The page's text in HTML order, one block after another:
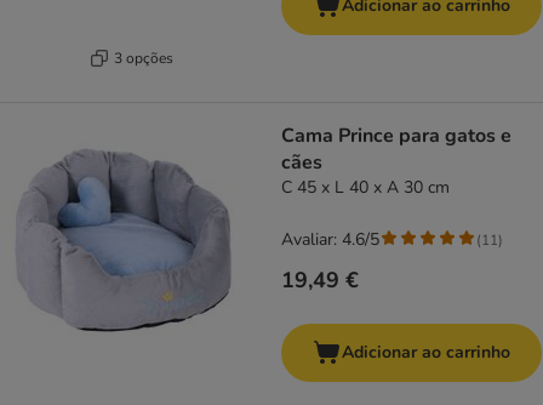
3 opções
Adicionar ao carrinho
Cama Prince para gatos e
cães
C 45 x L 40 x A 30 cm
19,49 €
Avaliar: 4.6/5 (11)
Adicionar ao carrinho